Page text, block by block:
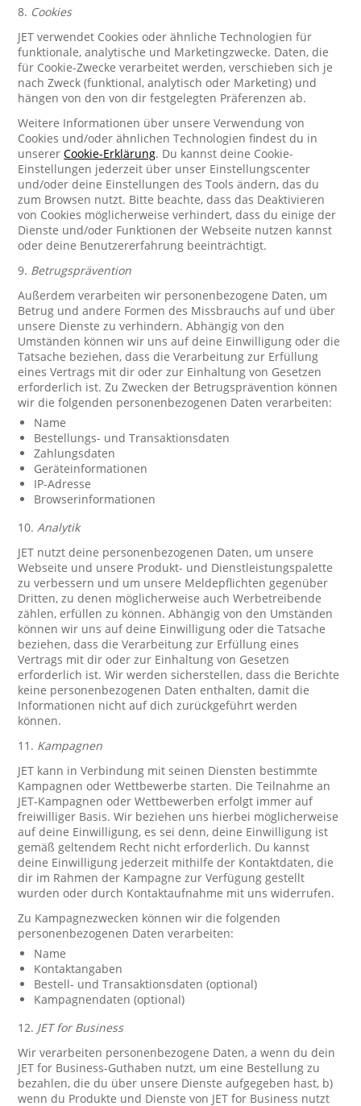
8. Cookies
JET verwendet Cookies oder ähnliche Technologien für
funktionale, analytische und Marketingzwecke. Daten, die
für Cookie-Zwecke verarbeitet werden, verschieben sich je
nach Zweck (funktional, analytisch oder Marketing) und
hängen von den von dir festgelegten Präferenzen ab.
Weitere Informationen über unsere Verwendung von
Cookies und/oder ähnlichen Technologien findest du in
unsererCookie-Erklärung. Du kannst deine Cookie-
Einstellungen jederzeit über unser Einstellungscenter
und/oder deine Einstellungen des Tools ändern, das du
zum Browsen nutzt. Bitte beachte, dass das Deaktivieren
von Cookies möglicherweise verhindert, dass du einige der
Dienste und/oder Funktionen der Webseite nutzen kannst
oder deine Benutzererfahrung beeinträchtigt.
9. Betrugsprävention
Außerdem verarbeiten wir personenbezogene Daten, um
Betrug und andere Formen des Missbrauchs auf und über
unsere Dienste zu verhindern. Abhängig von den
Umständen können wir uns auf deine Einwilligung oder die
Tatsache beziehen, dass die Verarbeitung zur Erfüllung
eines Vertrags mit dir oder zur Einhaltung von Gesetzen
erforderlich ist. Zu Zwecken der Betrugsprävention können
wir die folgenden personenbezogenen Daten verarbeiten:
Name
Bestellungs- und Transaktionsdaten
Zahlungsdaten
Geräteinformationen
IP-Adresse
Browserinformationen
10.Analytik
JET nutzt deine personenbezogenen Daten, um unsere
Webseite und unsere Produkt- und Dienstleistungspalette
zu verbessern und um unsere Meldepflichten gegenüber
Dritten, zu denen möglicherweise auch Werbetreibende
zählen, erfüllen zu können. Abhängig von den Umständen
können wir uns auf deine Einwilligung oder die Tatsache
beziehen, dass die Verarbeitung zur Erfüllung eines
Vertrags mit dir oder zur Einhaltung von Gesetzen
erforderlich ist. Wir werden sicherstellen, dass die Berichte
keine personenbezogenen Daten enthalten, damit die
Informationen nicht auf dich zurückgeführt werden
können.
11. Kampagnen
JET kann in Verbindung mit seinen Diensten bestimmte
Kampagnen oder Wettbewerbe starten. Die Teilnahme an
JET-Kampagnen oder Wettbewerben erfolgt immer auf
freiwilliger Basis. Wir beziehen uns hierbei möglicherweise
auf deine Einwilligung, es sei denn, deine Einwilligung ist
gemäß geltendem Recht nicht erforderlich. Du kannst
deine Einwilligung jederzeit mithilfe der Kontaktdaten, die
dir im Rahmen der Kampagne zur Verfügung gestellt
wurden oder durch Kontaktaufnahme mit uns widerrufen.
Zu Kampagnezwecken können wir die folgenden
personenbezogenen Daten verarbeiten:
Name
Kontaktangaben
Bestell- und Transaktionsdaten (optional)
Kampagnendaten (optional)
12. JET for Business
Wir verarbeiten personenbezogene Daten, a wenn du dein
JET for Business-Guthaben nutzt, um eine Bestellung zu
bezahlen, die du über unsere Dienste aufgegeben hast, b)
wenn du Produkte und Dienste von JET for Business nutzt